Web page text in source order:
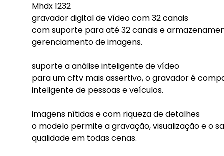
Mhdx 1232
gravador digital de vídeo com 32 canais
com suporte para até 32 canais e
gerenciamento de imagens.
suporte a análise inteligente de vídeo
para um cftv mais assertivo, o gravador é
inteligente de pessoas e veículos.
imagens nítidas e com riqueza de detalhes
o modelo permite a gravação, visualização e o
qualidade em todas cenas.